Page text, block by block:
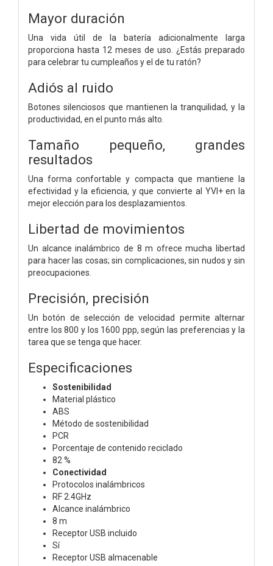
Mayor duración
Una vida útil de la batería adicionalmente larga
proporciona hasta 12 meses de uso. ¿Estás preparado
para celebrar tu cumpleaños y el de tu ratón?
Adiós al ruido
Botones silenciosos que mantienen la tranquilidad, y la
productividad, en el punto más alto.
Tamaño pequeño, grandes
resultados
Una forma confortable y compacta que mantiene la
efectividad y la eficiencia, y que convierte al YVI+ en la
mejor elección para los desplazamientos.
Libertad de movimientos
Un alcance inalámbrico de 8 m ofrece mucha libertad
para hacer las cosas; sin complicaciones, sin nudos y sin
preocupaciones.
Precisión, precisión
Un botón de selección de velocidad permite alternar
entre los 800 y los 1600 ppp, según las preferencias y la
tarea que se tenga que hacer.
Especificaciones
Sostenibilidad
Material plástico
ABS
Método de sostenibilidad
PCR
Porcentaje de contenido reciclado
82 %
Conectividad
Protocolos inalámbricos
RF 2.4GHz
Alcance inalámbrico
8 m
Receptor USB incluido
Sí
Receptor USB almacenable